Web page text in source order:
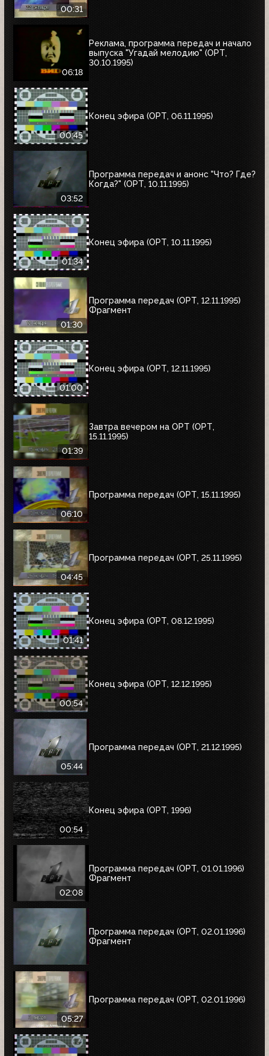
00:31
06:18
Реклама, программа передач и начало
выпуска "Угадай мелодию" (ОРТ,
30.10.1995)
00:45
Конец эфира (ОРТ, 06.11.1995)
03:52
Программа передач и анонс "Что? Где?
Когда?" (ОРТ, 10.11.1995)
01:34
Конец эфира (ОРТ, 10.11.1995)
01:30
Программа передач (ОРТ, 12.11.1995)
Фрагмент
01:00
Конец эфира (ОРТ, 12.11.1995)
01:39
Завтра вечером на ОРТ (ОРТ,
15.11.1995)
06:10
Программа передач (ОРТ, 15.11.1995)
04:45
Программа передач (ОРТ, 25.11.1995)
01:41
Конец эфира (ОРТ, 08.12.1995)
00:54
Конец эфира (ОРТ, 12.12.1995)
05:44
Программа передач (ОРТ, 21.12.1995)
00:54
Конец эфира (ОРТ, 1996)
02:08
Программа передач (ОРТ, 01.01.1996)
Фрагмент
Программа передач (ОРТ, 02.01.1996)
Фрагмент
05:27
Программа передач (ОРТ, 02.01.1996)